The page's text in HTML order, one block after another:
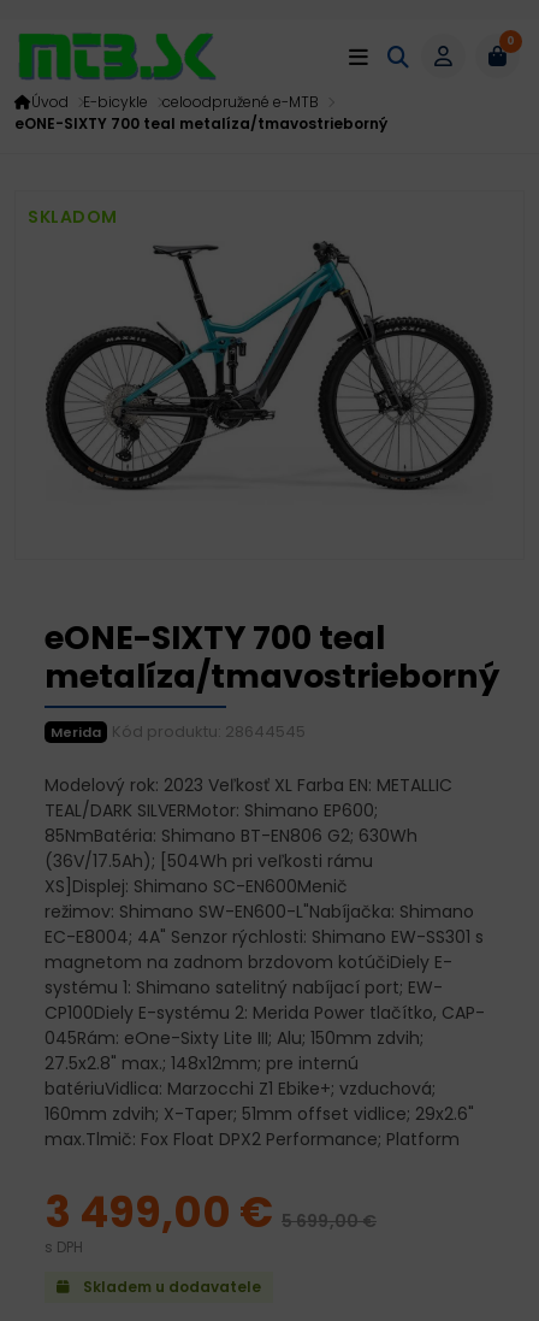
0
Úvod E-bicykle
celoodpružené e-MTB
eONE-SIXTY 700 teal metalíza/tmavostrieborný
SKLADOM
eONE-SIXTY 700 teal
metalíza/tmavostrieborný
Merida Kód produktu: 28644545
Modelový rok: 2023 Veľkosť XL Farba EN: METALLIC
TEAL/DARK SILVERMotor: Shimano EP600;
85NmBatéria: Shimano BT-EN806 G2; 630Wh
(36V/17.5Ah); [504Wh pri veľkosti rámu
XS]Displej: Shimano SC-EN600Menič
režimov: Shimano SW-EN600-L"Nabíjačka: Shimano
EC-E8004; 4A" Senzor rýchlosti: Shimano EW-SS301 s
magnetom na zadnom brzdovom kotúčiDiely E-
systému 1: Shimano satelitný nabíjací port; EW-
CP100Diely E-systému 2: Merida Power tlačítko, CAP-
045Rám: eOne-Sixty Lite III; Alu; 150mm zdvih;
27.5x2.8" max.; 148x12mm; pre internú
batériuVidlica: Marzocchi Z1 Ebike+; vzduchová;
160mm zdvih; X-Taper; 51mm offset vidlice; 29x2.6"
max.Tlmič: Fox Float DPX2 Performance; Platform
Skladem u dodavatele
3 499,00 € 5 699,00 €
s DPH